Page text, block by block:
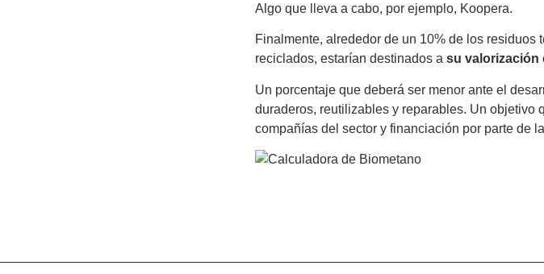
Algo que lleva a cabo, por ejemplo, Koopera.
Finalmente, alrededor de un 10% de los
reciclados, estarían destinados a su valorización
Un porcentaje que deberá ser menor ante el
duraderos, reutilizables y reparables. Un objetivo
compañías del sector y financiación por parte de